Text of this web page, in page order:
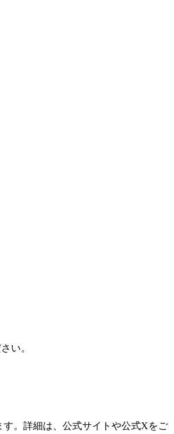
い。
。詳細は、公式サイトや公式Xをご